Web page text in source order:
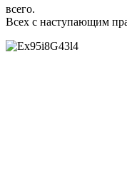
всего.
Всех с наступающим